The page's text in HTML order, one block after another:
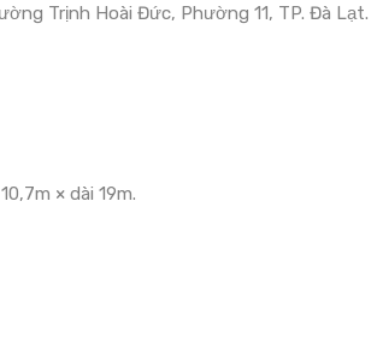
Trịnh Hoài Đức, Phường 11, TP. Đà Lạt.
× dài 19m.